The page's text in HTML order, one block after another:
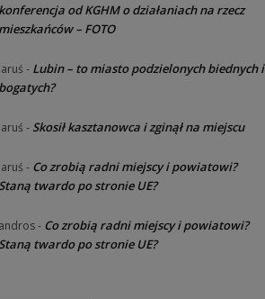
od KGHM o działaniach na rzecz
– FOTO
- Lubin – to miasto podzielonych biednych i
- Skosił kasztanowca i zginął na miejscu
- Co zrobią radni miejscy i powiatowi?
twardo po stronie UE?
- Co zrobią radni miejscy i powiatowi?
twardo po stronie UE?